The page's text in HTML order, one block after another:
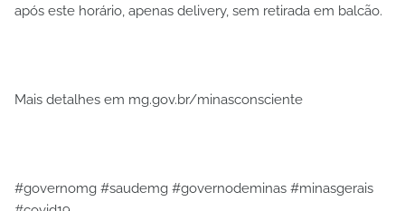
após este horário, apenas delivery, sem retirada em balcão.
Mais detalhes em mg.gov.br/minasconsciente
#governomg #saudemg #governodeminas #minasgerais